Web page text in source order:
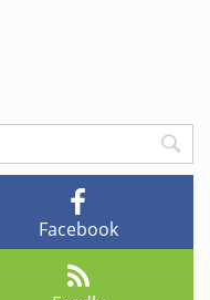
Facebook